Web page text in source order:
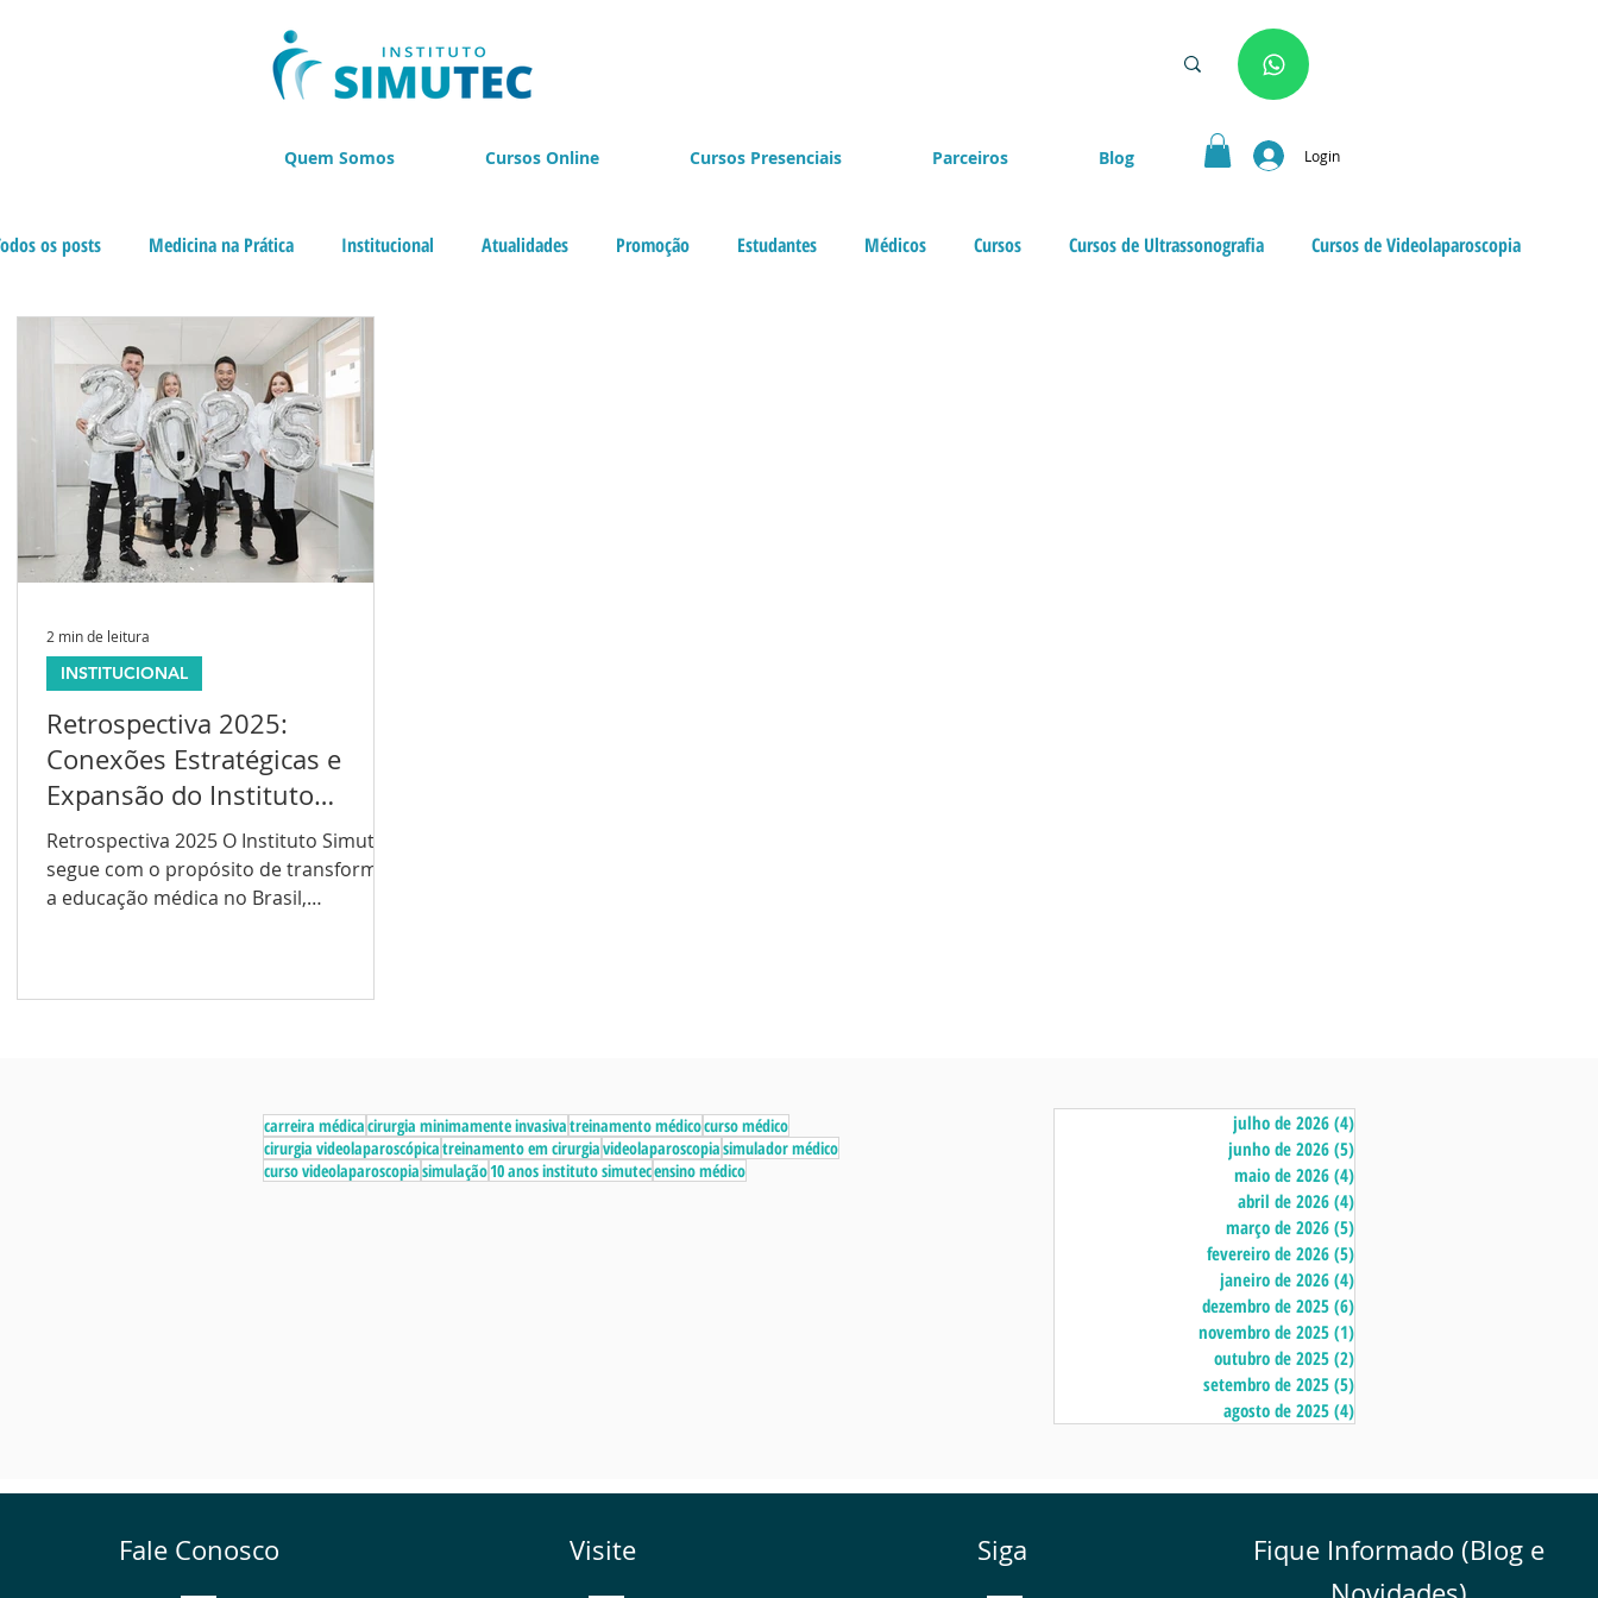
Quem Somos Cursos Online Cursos Presenciais Parceiros Blog Login
os posts Medicina na Prática Institucional Atualidades Promoção Estudantes Médicos Cursos Cursos de Ultrassonografia Cursos de Videolaparoscopia
Cursos de Endoscopia BLACK NOVEMBER
Retrospectiva 2025:
Conexões Estratégicas e
Expansão do Instituto
Simutec
Retrospectiva 2025 O Instituto Simutec
segue com o propósito de transformar
a educação médica no Brasil,
reforçam sua presença nacional,
ampliam o acesso à educação médica
de qualidade e fortalecem alianças
INSTITUCIONAL
2 min de leitura
carreira médicacirurgia minimamente invasivatreinamento médicocurso médico
cirurgia videolaparoscópicatreinamento em cirurgiavideolaparoscopiasimulador médico
curso videolaparoscopiasimulação10 anos instituto simutecensino médico
julho de 2026 (4)
junho de 2026 (5)
maio de 2026 (4)
abril de 2026 (4)
março de 2026 (5)
fevereiro de 2026 (5)
janeiro de 2026 (4)
dezembro de 2025 (6)
novembro de 2025 (1)
outubro de 2025 (2)
setembro de 2025 (5)
agosto de 2025 (4)
Fale Conosco Visite Siga
Fique Informado (Blog e